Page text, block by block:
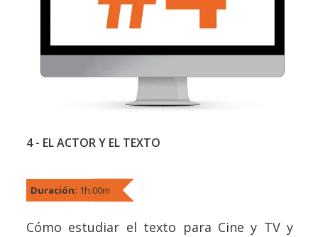
4 - EL ACTOR Y EL TEXTO
Duración: 1h:00m
Cómo estudiar el texto para Cine y TV y